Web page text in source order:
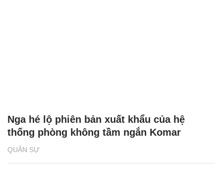
QUÂN SỰ
Nga hé lộ phiên bản xuất khẩu của hệ
thống phòng không tầm ngắn Komar